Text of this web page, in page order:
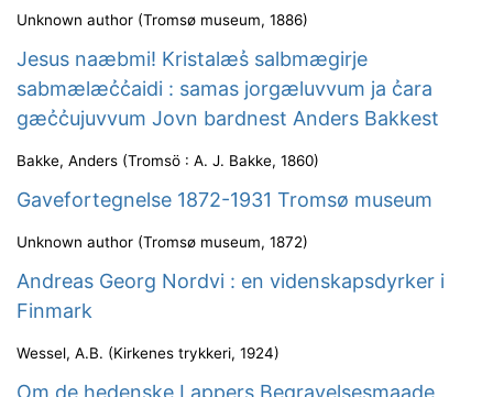
Unknown author (Tromsø museum, 1886)
Jesus naæbmi! Kristalæs̉ salbmægirje
sabmælæc̉c̉aidi : samas jorgæluvvum ja c̉ara
gæc̉c̉ujuvvum Jovn bardnest Anders Bakkest
Bakke, Anders (Tromsö : A. J. Bakke, 1860)
Gavefortegnelse 1872-1931 Tromsø museum
Unknown author (Tromsø museum, 1872)
Andreas Georg Nordvi : en videnskapsdyrker i
Finmark
Wessel, A.B. (Kirkenes trykkeri, 1924)
Om de hedenske Lappers Begravelsesmaade